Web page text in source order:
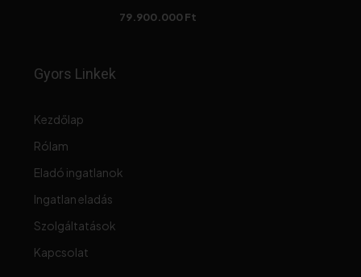
79.900.000 Ft
Gyors Linkek
Kezdőlap
Rólam
Eladó ingatlanok
Ingatlan eladás
Szolgáltatások
Kapcsolat